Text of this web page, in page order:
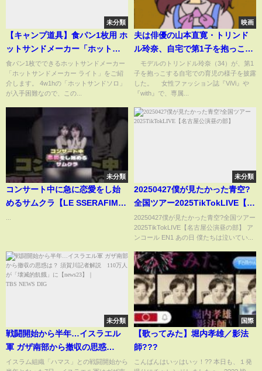
未分類
【キャンプ道具】食パン1枚用 ホ
ットサンドメーカー「ホットサ
ンドメーカー ライト」
食パン1枚でできるホットサンドメーカー
「ホットサンドメーカー ライト」をご紹
介します。 4w1hの「ホットサンドソロ」
が入手困難なので、この...
映画
夫は俳優の山本直寛・トリンド
ル玲奈、自宅で第1子を抱っこす
る姿に反響「赤ちゃんにして既
にスタイルが」「大きくなって
ますね！」(ABEMA TIMES)
モデルのトリンドル玲奈（34）が、第1
子を抱っこする自宅での育児の様子を披露
した。 女性ファッション誌『ViVi』や
『with』で、専属...
未分類
コンサート中に急に恋愛をし始
めるサムクラ【LE SSERAFIM】
ム
未分類
20250427僕が見たかった青空?
全国ツアー2025TikTokLIVE【名
古屋公演昼の部】
20250427僕が見たかった青空?全国ツアー
2025TikTokLIVE【名古屋公演昼の部】 ア
ンコール EN1 あの日 僕たちは泣いてい...
未分類
戦闘開始から半年…イスラエル
軍 ガザ南部から撤収の思惑
は？ 須賀川記者解説 110万人
イスラム組織「ハマス」との戦闘開始から
国際
【歌ってみた】堀内孝雄／影法
師???
こんばんはいッはいッ！?? 本日も、１発